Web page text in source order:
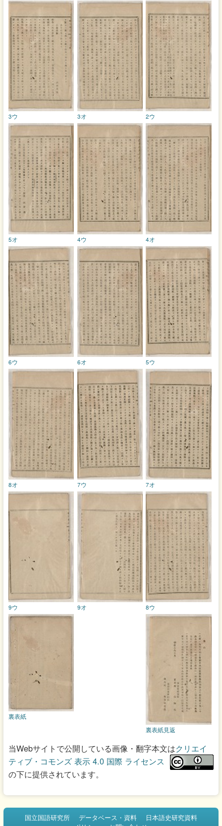
2ウ
3オ
3ウ
4オ
4ウ
5オ
5ウ
6オ
6ウ
7オ
7ウ
8オ
8ウ
9オ
9ウ
裏表紙見返
裏表紙
当Webサイトで公開している画像・翻字本文はクリエイ
ティブ・コモンズ 表示 4.0 国際 ライセンス
の下に提供されています。
国立国語研究所 データベース・資料
日本語史研究資料